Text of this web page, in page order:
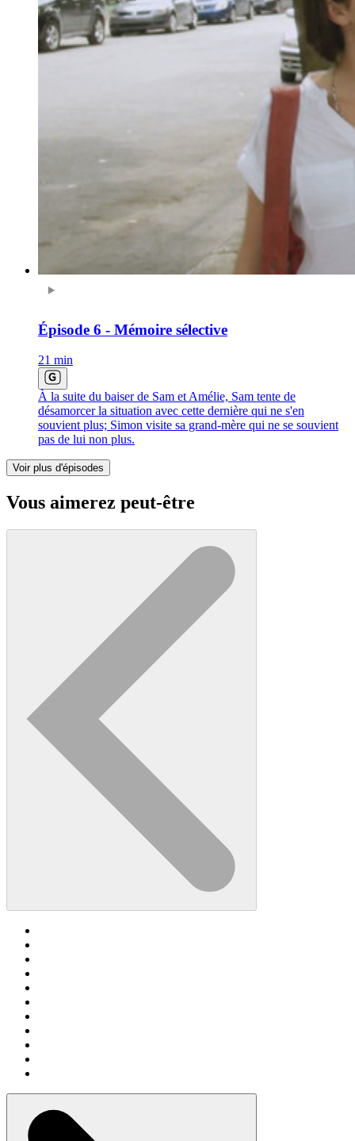
Épisode 6 - Mémoire sélective
21 min
À la suite du baiser de Sam et Amélie, Sam tente de
désamorcer la situation avec cette dernière qui ne s'en
souvient plus; Simon visite sa grand-mère qui ne se souvient
pas de lui non plus.
Voir plus d'épisodes
Vous aimerez peut-être